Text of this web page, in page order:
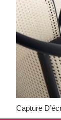
Capture